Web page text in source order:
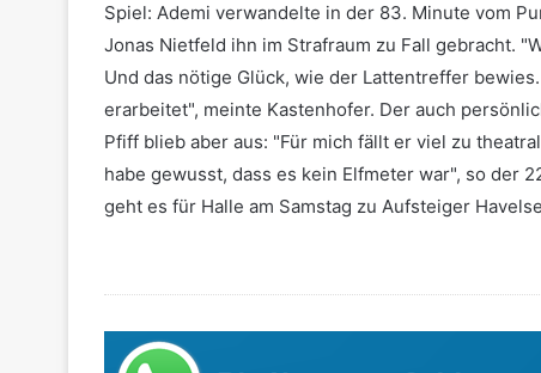
Spiel: Ademi verwandelte in der 83. Minute vom
Jonas Nietfeld ihn im Strafraum zu Fall gebracht.
Und das nötige Glück, wie der Lattentreffer bewies.
erarbeitet", meinte Kastenhofer. Der auch
Pfiff blieb aber aus: "Für mich fällt er viel zu
habe gewusst, dass es kein Elfmeter war", so der
geht es für Halle am Samstag zu Aufsteiger